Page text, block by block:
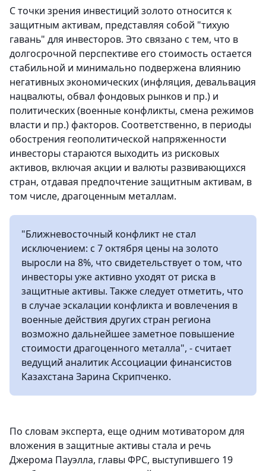
С точки зрения инвестиций золото относится к
защитным активам, представляя собой "тихую
гавань" для инвесторов. Это связано с тем, что в
долгосрочной перспективе его стоимость остается
стабильной и минимально подвержена влиянию
негативных экономических (инфляция, девальвация
нацвалюты, обвал фондовых рынков и пр.) и
политических (военные конфликты, смена режимов
власти и пр.) факторов. Соответственно, в периоды
обострения геополитической напряженности
инвесторы стараются выходить из рисковых
активов, включая акции и валюты развивающихся
стран, отдавая предпочтение защитным активам, в
том числе, драгоценным металлам.
"Ближневосточный конфликт не стал
исключением: с 7 октября цены на золото
выросли на 8%, что свидетельствует о том, что
инвесторы уже активно уходят от риска в
защитные активы. Также следует отметить, что
в случае эскалации конфликта и вовлечения в
военные действия других стран региона
возможно дальнейшее заметное повышение
стоимости драгоценного металла", - считает
ведущий аналитик Ассоциации финансистов
Казахстана Зарина Скрипченко.
По словам эксперта, еще одним мотиватором для
вложения в защитные активы стала и речь
Джерома Пауэлла, главы ФРС, выступившего 19